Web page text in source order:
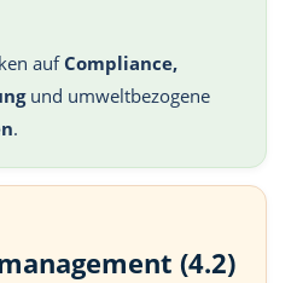
auf Compliance,
und umweltbezogene
.
(4.2)